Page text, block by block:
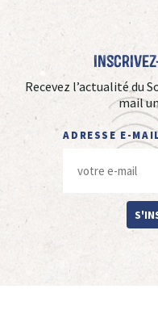
Recevez l’actualité du
mail
ADRESSE E-